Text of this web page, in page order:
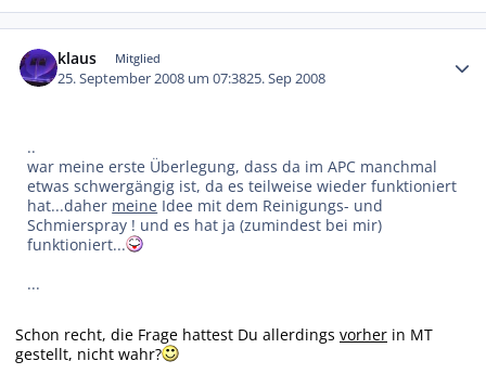
klaus Mitglied
25. September 2008 um 07:3825. Sep 2008
..
war meine erste Überlegung, dass da im APC manchmal
etwas schwergängig ist, da es teilweise wieder funktioniert
hat...daher meine Idee mit dem Reinigungs- und
Schmierspray ! und es hat ja (zumindest bei mir)
funktioniert...
...
Schon recht, die Frage hattest Du allerdings vorher in MT
gestellt, nicht wahr?